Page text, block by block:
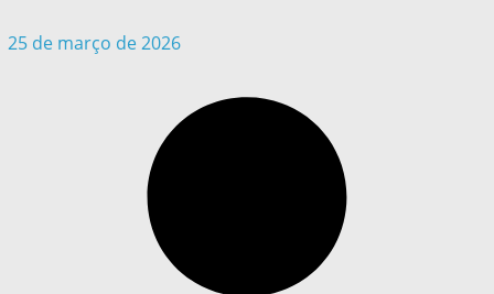
25 de março de 2026